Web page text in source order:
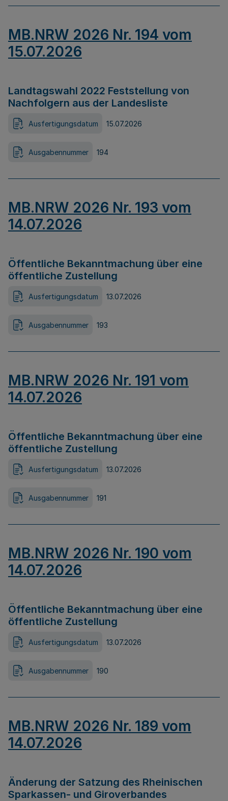
MB.NRW 2026 Nr. 194 vom
15.07.2026
Landtagswahl 2022 Feststellung von
Nachfolgern aus der Landesliste
Ausfertigungsdatum 15.07.2026
Ausgabennummer 194
MB.NRW 2026 Nr. 193 vom
14.07.2026
Öffentliche Bekanntmachung über eine
öffentliche Zustellung
Ausfertigungsdatum 13.07.2026
Ausgabennummer 193
MB.NRW 2026 Nr. 191 vom
14.07.2026
Öffentliche Bekanntmachung über eine
öffentliche Zustellung
Ausfertigungsdatum 13.07.2026
Ausgabennummer 191
MB.NRW 2026 Nr. 190 vom
14.07.2026
Öffentliche Bekanntmachung über eine
öffentliche Zustellung
Ausfertigungsdatum 13.07.2026
Ausgabennummer 190
MB.NRW 2026 Nr. 189 vom
14.07.2026
Änderung der Satzung des Rheinischen
Sparkassen- und Giroverbandes